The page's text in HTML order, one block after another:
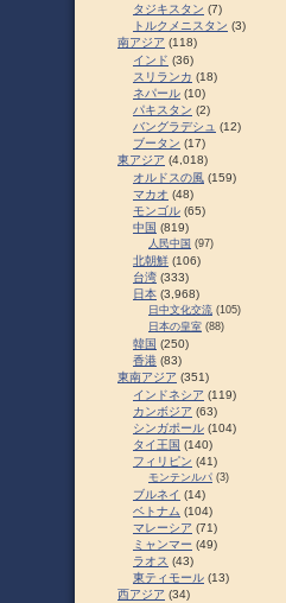
タジキスタン (7)
トルクメニスタン (3)
南アジア (118)
インド (36)
スリランカ (18)
ネパール (10)
パキスタン (2)
バングラデシュ (12)
ブータン (17)
東アジア (4,018)
オルドスの風 (159)
マカオ (48)
モンゴル (65)
中国 (819)
人民中国 (97)
北朝鮮 (106)
台湾 (333)
日本 (3,968)
日中文化交流 (105)
日本の皇室 (88)
韓国 (250)
香港 (83)
東南アジア (351)
インドネシア (119)
カンボジア (63)
シンガポール (104)
タイ王国 (140)
フィリピン (41)
モンテンルパ (3)
ブルネイ (14)
ベトナム (104)
マレーシア (71)
ミャンマー (49)
ラオス (43)
東ティモール (13)
西アジア (34)